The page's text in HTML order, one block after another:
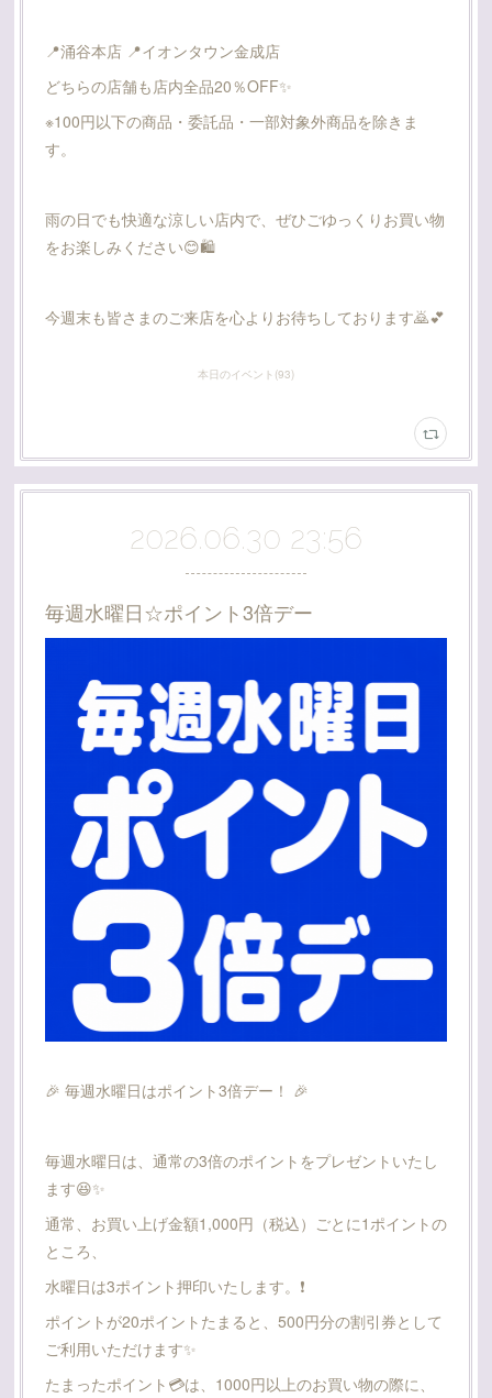
📍涌谷本店 📍イオンタウン金成店
どちらの店舗も店内全品20％OFF✨
※100円以下の商品・委託品・一部対象外商品を除きま
す。
雨の日でも快適な涼しい店内で、ぜひごゆっくりお買い物
をお楽しみください😊🛍️
今週末も皆さまのご来店を心よりお待ちしております🙇💕
本日のイベント (93)
2026.06.30 23:56
毎週水曜日☆ポイント3倍デー
🎉 毎週水曜日はポイント3倍デー！ 🎉
毎週水曜日は、通常の3倍のポイントをプレゼントいたし
ます😆✨
通常、お買い上げ金額1,000円（税込）ごとに1ポイントの
ところ、
水曜日は3ポイント押印いたします。❗
ポイントが20ポイントたまると、500円分の割引券として
ご利用いただけます✨
たまったポイント💳は、1000円以上のお買い物の際に、